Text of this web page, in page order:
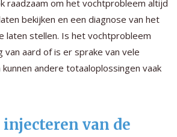
raadzaam om het vochtprobleem altijd
bekijken en een diagnose van het
laten stellen. Is het vochtprobleem
van aard of is er sprake van vele
andere totaaloplossingen vaak
van de